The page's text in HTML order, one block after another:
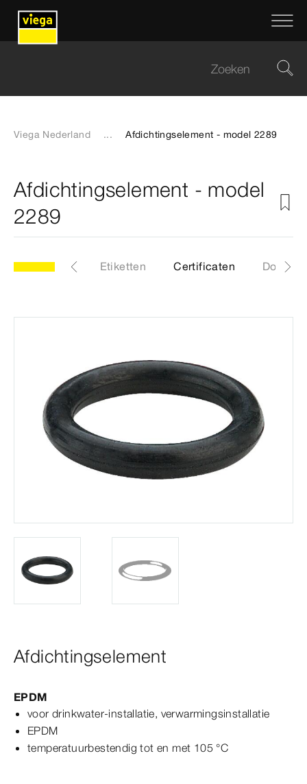
Viega Nederland ... Afdichtingselement - model 2289
Afdichtingselement - model
2289
Artikelen Etiketten Certificaten
Afdichtingselement
EPDM
voor drinkwater-​installatie, verwarmingsinstallatie
EPDM
temperatuurbestendig tot en met 105 °C